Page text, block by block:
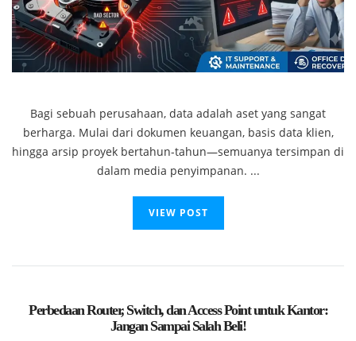
Bagi sebuah perusahaan, data adalah aset yang sangat
berharga. Mulai dari dokumen keuangan, basis data klien,
hingga arsip proyek bertahun-tahun—semuanya tersimpan di
dalam media penyimpanan. ...
VIEW POST
Perbedaan Router, Switch, dan Access Point untuk Kantor:
Jangan Sampai Salah Beli!